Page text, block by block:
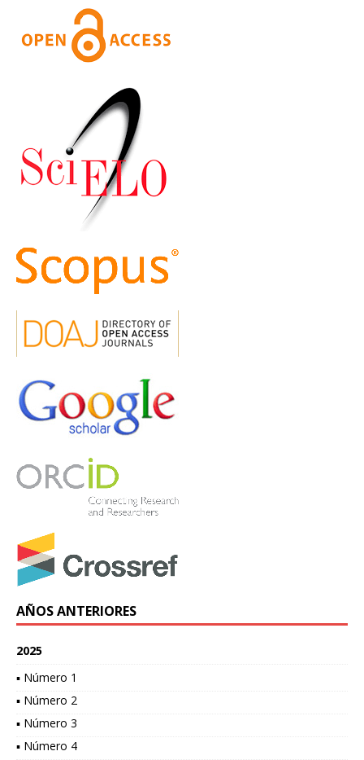
AÑOS ANTERIORES
2025
▪ Número 1
▪ Número 2
▪ Número 3
▪ Número 4